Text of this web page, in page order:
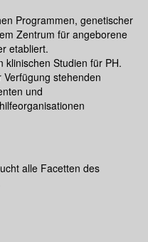
Programmen, genetischer
Zentrum für angeborene
etabliert.
klinischen Studien für PH.
stehenden
und
alle Facetten des